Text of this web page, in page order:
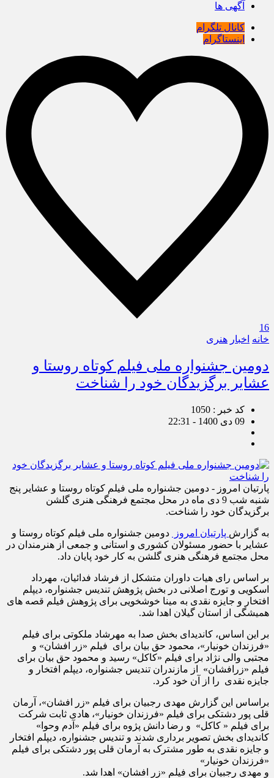
آگهی ها
کانال تلگرام
اینستاگرام
16
خانه اخبار هنری
دومین جشنواره ملی فیلم کوتاه روستا و
عشایر برگزیدگان خود را شناخت
کد خبر : 1050
09 دی 1400 - 22:31
پارتیان امروز - دومین جشنواره ملی فیلم کوتاه روستا و عشایر پنج
شنبه شب 9 دی ماه در محل مجتمع فرهنگی هنری گلشن
برگزیدگان خود را شناخت.
به گزارش پارتیان امروز
دومین جشنواره ملی فیلم کوتاه روستا و
عشایر با حضور مسئولان کشوری و استانی و جمعی از هنرمندان در
محل مجتمع فرهنگی هنری گلشن به کار خود پایان داد.
بر اساس رای هیات داوران متشکل از فرشاد فدائیان، مهرداد
اسکویی و تورج اصلانی در بخش پژوهش تندیس جشنواره، دیپلم
افتخار و جایزه نقدی به مینا خوشخویی برای پژوهش فیلم قصه های
همیشگی از استان گیلان اهدا شد.
بر این اساس، کاندیدای بخش صدا به مهرشاد ملکوتی برای فیلم
«فرزندان خونیار»، محمود حق بیان برای فیلم «زر افشان» و
مجتبی والی نژاد برای فیلم «کاکل» رسید و محمود حق بیان برای
فیلم «زرافشان» از مازندران تندیس جشنواره، دیپلم افتخار و
جایزه نقدی را از آن خود کرد.
براساس این گزارش مهدی رجبیان برای فیلم «زر افشان»، آرمان
قلی پور دشتکی برای فیلم «فرزندان خونیار»، هادی ثابت شرکت
برای فیلم « کاکل» و رضا دانش پژوه برای فیلم «آدم وحوا»
کاندیدای بخش تصویر برداری شدند و تندیس جشنواره، دیپلم افتخار
و جایزه نقدی به طور مشترک به آرمان قلی پور دشتکی برای فیلم
«فرزندان خونیار»
و مهدی رجبیان برای فیلم «زر افشان» اهدا شد.